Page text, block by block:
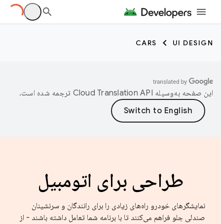
UI DESIGN
CARS
این صفحه به‌وسیله ترجمه شده است.
طراحی برای اتومبیل
نمایشگرهای خودرو راه‌های زیادی را برای رانندگان و سرنشینان
صندلی جلو فراهم می‌کنند تا با برنامه شما تعامل داشته باشند - از